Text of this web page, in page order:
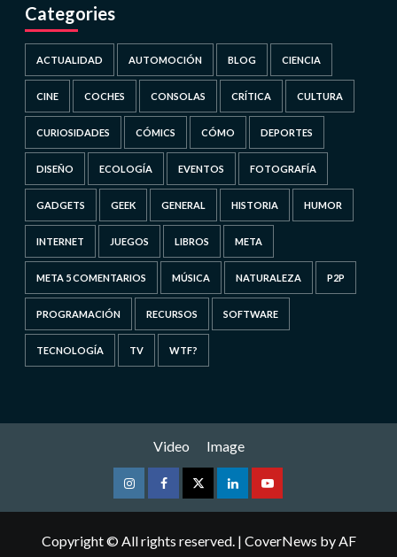
Categories
ACTUALIDAD AUTOMOCIÓN BLOG CIENCIA
CINE COCHES CONSOLAS CRÍTICA CULTURA
CURIOSIDADES CÓMICS CÓMO DEPORTES
DISEÑO ECOLOGÍA EVENTOS FOTOGRAFÍA
GADGETS GEEK GENERAL HISTORIA HUMOR
INTERNET JUEGOS LIBROS META
META 5 COMENTARIOS MÚSICA NATURALEZA P2P
PROGRAMACIÓN RECURSOS SOFTWARE
TECNOLOGÍA TV WTF?
Video Image
InstagramFacebookTwitterLinkedinYoutube
Copyright © All rights reserved. | CoverNews by AF